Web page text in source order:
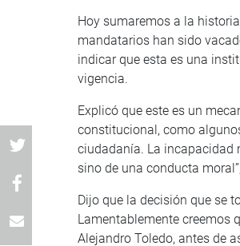
Hoy sumaremos a la
mandatarios han sido
indicar que esta es una
vigencia.
Explicó que este es un
constitucional, como
ciudadanía. La incapacidad
sino de una conducta
Dijo que la decisión que se
Lamentablemente creemos
Alejandro Toledo, antes de